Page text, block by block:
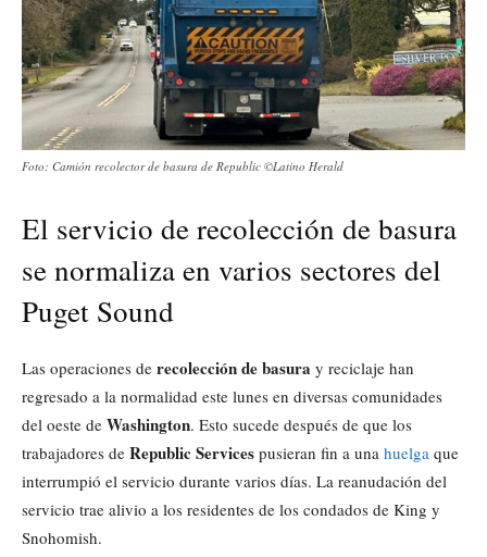
Foto: Camión recolector de basura de Republic ©️Latino Herald
El servicio de recolección de basura
se normaliza en varios sectores del
Puget Sound
Las operaciones de recolección de basura y reciclaje han
regresado a la normalidad este lunes en diversas comunidades
del oeste de Washington. Esto sucede después de que los
trabajadores de Republic Services pusieran fin a una huelga que
interrumpió el servicio durante varios días. La reanudación del
servicio trae alivio a los residentes de los condados de King y
Snohomish.